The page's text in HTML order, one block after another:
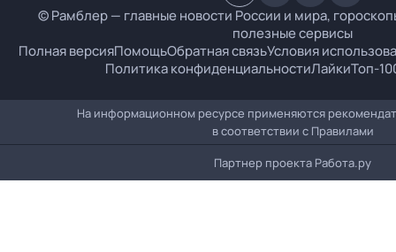
© Рамблер — главные новости России и мира,
полезные сервисы
Полная версияПомощьОбратная связьУсловия
Политика конфиденциальностиЛайкиТоп-
На информационном ресурсе применяются
в соответствии с Правилами
Партнер проекта Работа.ру